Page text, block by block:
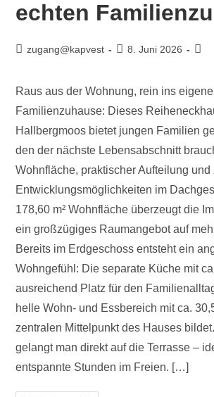
echten
zugang@kapvest 8. Juni 2026
Raus aus der Wohnung, rein ins eigene
Familienzuhause: Dieses
Hallbergmoos bietet jungen Familien
den der nächste Lebensabschnitt
Wohnfläche, praktischer Aufteilung und
Entwicklungsmöglichkeiten im
178,60 m² Wohnfläche überzeugt die
ein großzügiges Raumangebot auf
Bereits im Erdgeschoss entsteht ein
Wohngefühl: Die separate Küche mit
ausreichend Platz für den
helle Wohn- und Essbereich mit ca.
zentralen Mittelpunkt des Hauses
gelangt man direkt auf die Terrasse –
entspannte Stunden im Freien. […]